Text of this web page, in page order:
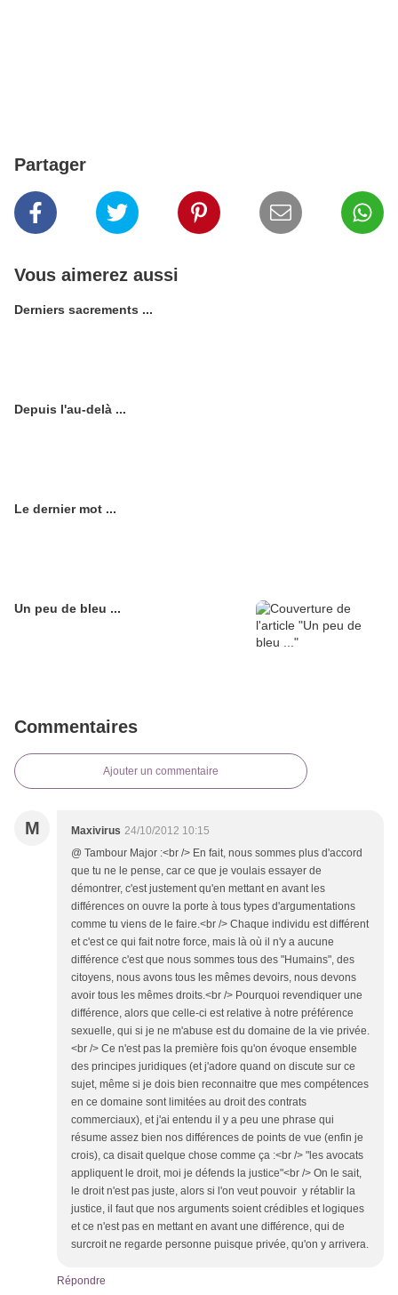
Partager
Vous aimerez aussi
Derniers sacrements ...
Depuis l'au-delà ...
Le dernier mot ...
Un peu de bleu ...
Commentaires
Ajouter un commentaire
M Maxivirus 24/10/2012 10:15
@ Tambour Major :<br /> En fait, nous sommes plus d'accord
que tu ne le pense, car ce que je voulais essayer de
démontrer, c'est justement qu'en mettant en avant les
différences on ouvre la porte à tous types d'argumentations
comme tu viens de le faire.<br /> Chaque individu est différent
et c'est ce qui fait notre force, mais là où il n'y a aucune
différence c'est que nous sommes tous des "Humains", des
citoyens, nous avons tous les mêmes devoirs, nous devons
avoir tous les mêmes droits.<br /> Pourquoi revendiquer une
différence, alors que celle-ci est relative à notre préférence
sexuelle, qui si je ne m'abuse est du domaine de la vie privée.
<br /> Ce n'est pas la première fois qu'on évoque ensemble
des principes juridiques (et j'adore quand on discute sur ce
sujet, même si je dois bien reconnaitre que mes compétences
en ce domaine sont limitées au droit des contrats
commerciaux), et j'ai entendu il y a peu une phrase qui
résume assez bien nos différences de points de vue (enfin je
crois), ca disait quelque chose comme ça :<br /> "les avocats
appliquent le droit, moi je défends la justice"<br /> On le sait,
le droit n'est pas juste, alors si l'on veut pouvoir y rétablir la
justice, il faut que nos arguments soient crédibles et logiques
et ce n'est pas en mettant en avant une différence, qui de
surcroit ne regarde personne puisque privée, qu'on y arrivera.
Répondre